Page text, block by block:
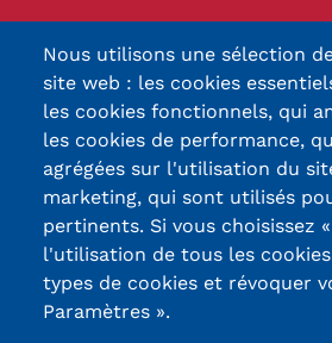
Réseaux
sociaux
Nous utilisons une sélection
site web : les cookies
les cookies fonctionnels, qui
les cookies de performance,
agrégées sur l'utilisation du
marketing, qui sont utilisés
pertinents. Si vous choisissez
l'utilisation de tous les
types de cookies et révoquer
Paramètres ».